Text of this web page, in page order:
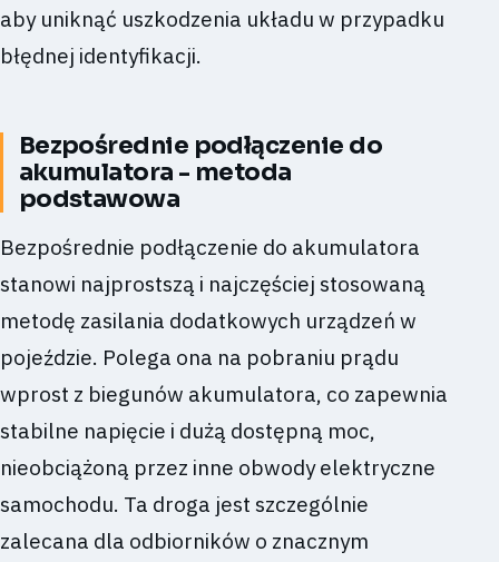
aby uniknąć uszkodzenia układu w przypadku
błędnej identyfikacji.
Bezpośrednie podłączenie do
akumulatora - metoda
podstawowa
Bezpośrednie podłączenie do akumulatora
stanowi najprostszą i najczęściej stosowaną
metodę zasilania dodatkowych urządzeń w
pojeździe. Polega ona na pobraniu prądu
wprost z biegunów akumulatora, co zapewnia
stabilne napięcie i dużą dostępną moc,
nieobciążoną przez inne obwody elektryczne
samochodu. Ta droga jest szczególnie
zalecana dla odbiorników o znacznym